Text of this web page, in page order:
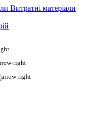
Витратні матеріали